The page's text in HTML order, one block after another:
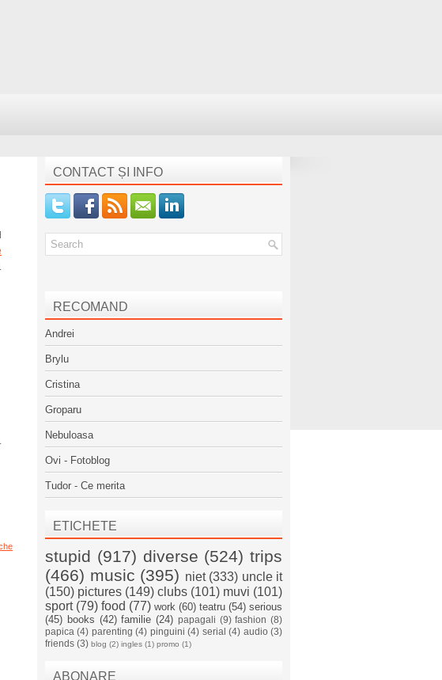
CONTACT ȘI INFO
RECOMAND
Andrei
Brylu
Cristina
Groparu
Nebuloasa
Ovi - Fotoblog
Tudor - Ce merita
ETICHETE
stupid (917) diverse (524) trips
(466) music (395) niet (333) uncle it
(150) pictures (149) clubs (101) muvi (101)
sport (79) food (77) work (60) teatru (54) serious
(45) books (42) familie (24) papagali (9) fashion (8)
papica (4) parenting (4) pinguini (4) serial (4) audio (3)
friends (3) blog (2) ingles (1) promo (1)
ABONARE